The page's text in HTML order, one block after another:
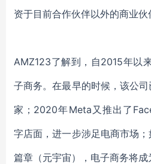
资于目前合作伙伴以外的商业伙
AMZ123了解到，自2015年以
子商务。在最早的时候，该公
家；2020年Meta又推出了
字店面，进一步涉足电商市场
篇章（元宇宙），电子商务将成